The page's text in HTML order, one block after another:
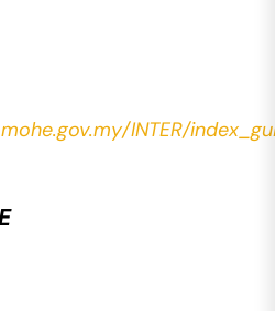
INTER/